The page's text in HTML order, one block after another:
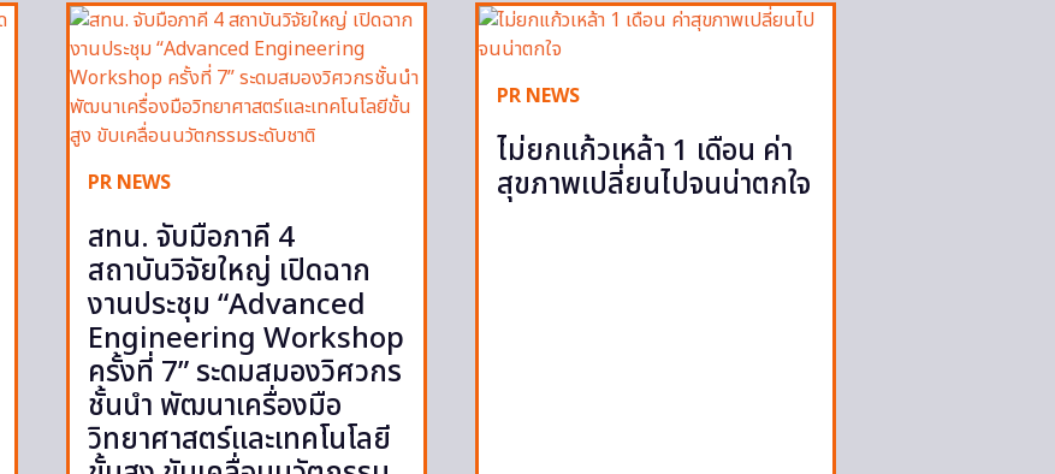
PR NEWS
สทน. จับมือภาคี 4
สถาบันวิจัยใหญ่ เปิดฉาก
งานประชุม “Advanced
Engineering Workshop
ครั้งที่ 7” ระดมสมองวิศวกร
ชั้นนำ พัฒนาเครื่องมือ
วิทยาศาสตร์และเทคโนโลยี
PR NEWS
ไม่ยกแก้วเหล้า 1 เดือน ค่า
สุขภาพเปลี่ยนไปจนน่าตกใจ